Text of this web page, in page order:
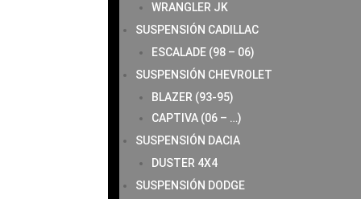
WRANGLER JK
SUSPENSIÓN CADILLAC
ESCALADE (98 – 06)
SUSPENSIÓN CHEVROLET
BLAZER (93-95)
CAPTIVA (06 – …)
SUSPENSIÓN DACIA
DUSTER 4X4
SUSPENSIÓN DODGE